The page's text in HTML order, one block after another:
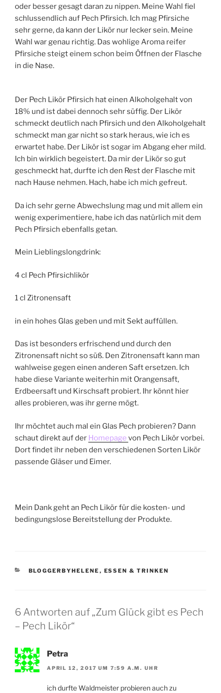
oder besser gesagt daran zu nippen. Meine Wahl fiel
schlussendlich auf Pech Pfirsich. Ich mag Pfirsiche
sehr gerne, da kann der Likör nur lecker sein. Meine
Wahl war genau richtig. Das wohlige Aroma reifer
Pfirsiche steigt einem schon beim Öffnen der Flasche
in die Nase.
Der Pech Likör Pfirsich hat einen Alkoholgehalt von
18% und ist dabei dennoch sehr süffig. Der Likör
schmeckt deutlich nach Pfirsich und den Alkoholgehalt
schmeckt man gar nicht so stark heraus, wie ich es
erwartet habe. Der Likör ist sogar im Abgang eher mild.
Ich bin wirklich begeistert. Da mir der Likör so gut
geschmeckt hat, durfte ich den Rest der Flasche mit
nach Hause nehmen. Hach, habe ich mich gefreut.
Da ich sehr gerne Abwechslung mag und mit allem ein
wenig experimentiere, habe ich das natürlich mit dem
Pech Pfirsich ebenfalls getan.
Mein Lieblingslongdrink:
4 cl Pech Pfirsichlikör
1 cl Zitronensaft
in ein hohes Glas geben und mit Sekt auffüllen.
Das ist besonders erfrischend und durch den
Zitronensaft nicht so süß. Den Zitronensaft kann man
wahlweise gegen einen anderen Saft ersetzen. Ich
habe diese Variante weiterhin mit Orangensaft,
Erdbeersaft und Kirschsaft probiert. Ihr könnt hier
alles probieren, was ihr gerne mögt.
Ihr möchtet auch mal ein Glas Pech probieren? Dann
schaut direkt auf der Homepage von Pech Likör vorbei.
Dort findet ihr neben den verschiedenen Sorten Likör
passende Gläser und Eimer.
Mein Dank geht an Pech Likör für die kosten- und
bedingungslose Bereitstellung der Produkte.
KATEGORIEN
BLOGGERBYHELENE , ESSEN & TRINKEN
6 Antworten auf „Zum Glück gibt es Pech
– Pech Likör“
Petra
APRIL 12, 2017 UM 7:59 A.M. UHR
ich durfte Waldmeister probieren auch zu